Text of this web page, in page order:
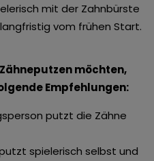
mit der Zahnbürste
vom frühen Start.
möchten,
Empfehlungen:
putzt die Zähne
spielerisch selbst und